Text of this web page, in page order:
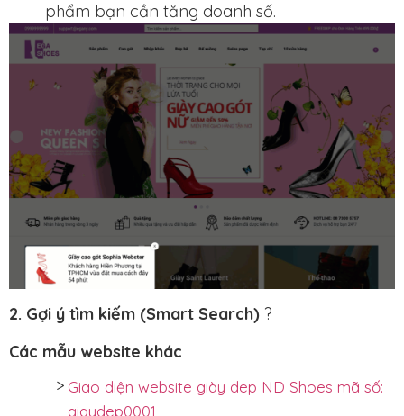
phẩm bạn cần tăng doanh số.
2. Gợi ý tìm kiếm (Smart Search) ?
Các mẫu website khác
Giao diện website giày dep ND Shoes mã số:
giaydep0001